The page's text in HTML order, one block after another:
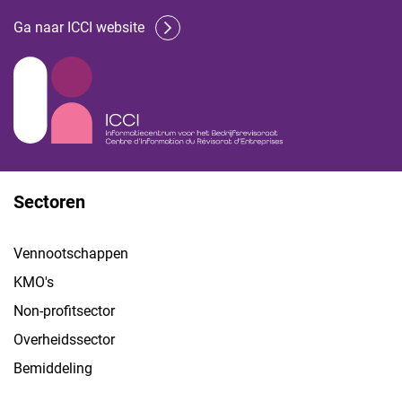
Ga naar ICCI website
Sectoren
Vennootschappen
KMO's
Non-profitsector
Overheidssector
Bemiddeling